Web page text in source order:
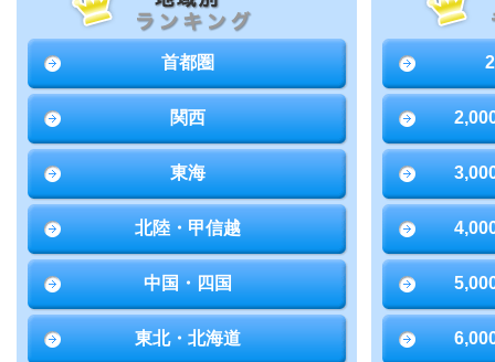
首都圏
関西
東海
北陸・甲信越
中国・四国
東北・北海道